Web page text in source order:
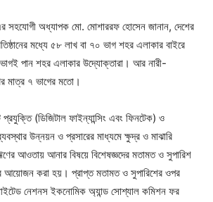
সহযোগী অধ্যাপক মো. মোশাররফ হোসেন জানান, দেশের
মধ্যে ৫৮ লাখ বা ৭০ ভাগ শহর এলাকার বাইরে
পান শহর এলাকার উদ্যোক্তারা। আর নারী-
মাত্র ৭ ভাগের মতো।
(ডিজিটাল ফাইন্যান্সিং এবং ফিনটেক) ও
উন্নয়ন ও প্রসারের মাধ্যমে ক্ষুদ্র ও মাঝারি
আওতায় আনার বিষয়ে বিশেষজ্ঞদের মতামত ও সুপারিশ
আয়োজন করা হয়। প্রাপ্ত মতামত ও সুপারিশের ওপর
নেশনস ইকনোমিক অ্যান্ড সোশ্যাল কমিশন ফর